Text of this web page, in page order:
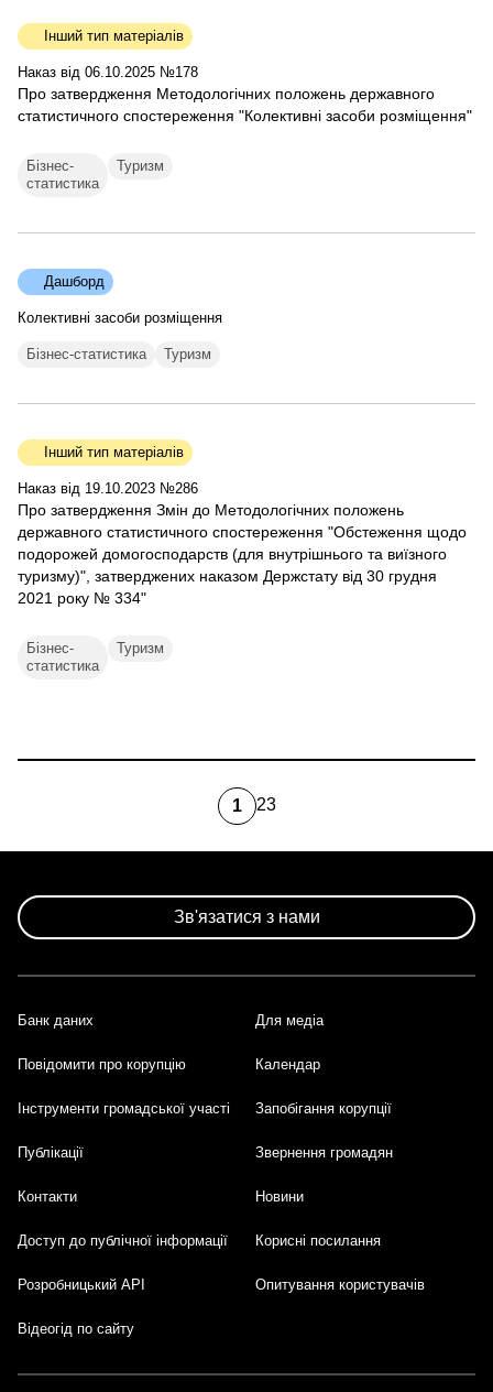
Інший тип матеріалів
Наказ від 06.10.2025 №178
Про затвердження Методологічних положень державного
статистичного спостереження "Колективні засоби розміщення"
Бізнес-
статистика
Туризм
Дашборд
Колективні засоби розміщення
Бізнес-статистика Туризм
Інший тип матеріалів
Наказ від 19.10.2023 №286
Про затвердження Змін до Методологічних положень
державного статистичного спостереження "Обстеження щодо
подорожей домогосподарств (для внутрішнього та виїзного
туризму)", затверджених наказом Держстату від 30 грудня
2021 року № 334"
Бізнес-
статистика
Туризм
Поточна
1 Page
2Page
3
сторінки
Зв'язатися з нами
Footer
Банк даних Для медіа
Повідомити про корупцію Календар
Інструменти громадської участі Запобігання корупції
Публікації Звернення громадян
Контакти Новини
Доступ до публічної інформації Корисні посилання
Розробницький API Опитування користувачів
Відеогід по сайту